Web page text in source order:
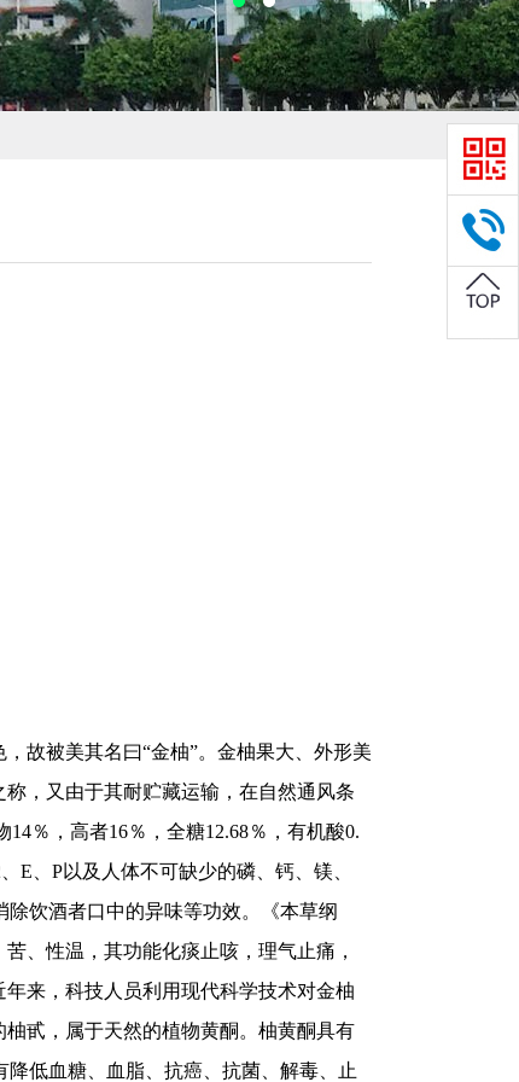
故被美其名曰“金柚”。金柚果大、外形美
，又由于其耐贮藏运输，在自然通风条
％，高者16％，全糖12.68％，有机酸0.
E、P以及人体不可缺少的磷、钙、镁、
饮酒者口中的异味等功效。《本草纲
、性温，其功能化痰止咳，理气止痛，
来，科技人员利用现代科学技术对金柚
甙，属于天然的植物黄酮。柚黄酮具有
低血糖、血脂、抗癌、抗菌、解毒、止